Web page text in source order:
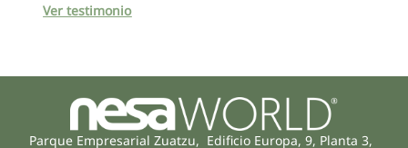
Ver testimonio
Parque Empresarial Zuatzu, Edificio Europa, 9, Planta 3,